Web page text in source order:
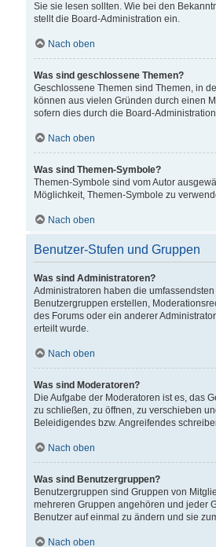
Sie sie lesen sollten. Wie bei den
stellt die Board-Administration ein.
Nach oben
Was sind geschlossene Themen?
Geschlossene Themen sind Themen, in
können aus vielen Gründen durch einen
sofern dies durch die Board-
Nach oben
Was sind Themen-Symbole?
Themen-Symbole sind vom Autor
Möglichkeit, Themen-Symbole zu
Nach oben
Benutzer-Stufen und Gruppen
Was sind Administratoren?
Administratoren haben die
Benutzergruppen erstellen,
des Forums oder ein anderer
erteilt wurde.
Nach oben
Was sind Moderatoren?
Die Aufgabe der Moderatoren ist es, das
zu schließen, zu öffnen, zu verschieben
Beleidigendes bzw. Angreifendes
Nach oben
Was sind Benutzergruppen?
Benutzergruppen sind Gruppen von
mehreren Gruppen angehören und jeder
Benutzer auf einmal zu ändern und sie
Nach oben